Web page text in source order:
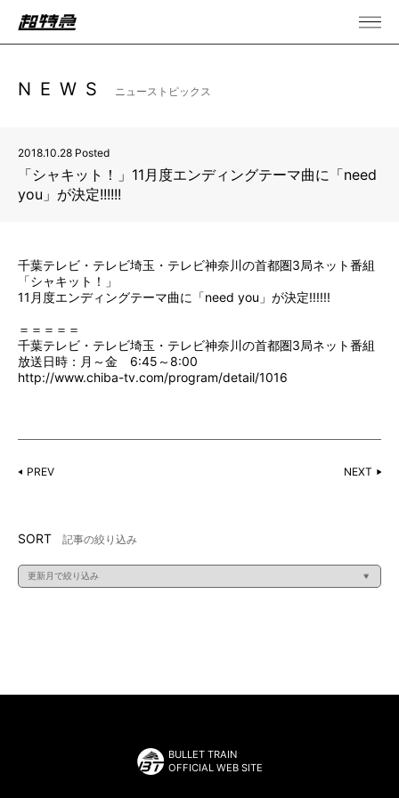
NEWS ニューストピックス
2018.10.28 Posted
「シャキット！」11月度エンディングテーマ曲に「need
you」が決定!!!!!!
千葉テレビ・テレビ埼玉・テレビ神奈川の首都圏3局ネット番組
「シャキット！」
11月度エンディングテーマ曲に「need you」が決定!!!!!!
＝＝＝＝＝
千葉テレビ・テレビ埼玉・テレビ神奈川の首都圏3局ネット番組
放送日時：月～金 6:45～8:00
http://www.chiba-tv.com/program/detail/1016
PREV NEXT
SORT 記事の絞り込み
BULLET TRAIN
OFFICIAL WEB SITE